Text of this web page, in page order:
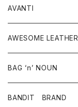
シューズ
アクセサリー
その他雑貨
ジャケット
ベスト
シャツ
ワンピース
ボトム
スカート
パンツ
グッズ
靴
ウォレット
バッグ
グッズ
靴
AVANTI
シャツ
AWESOME LEATHER
アウター
革ジャケット
BAG ‘n’ NOUN
アクセサリー
BANDIT BRAND